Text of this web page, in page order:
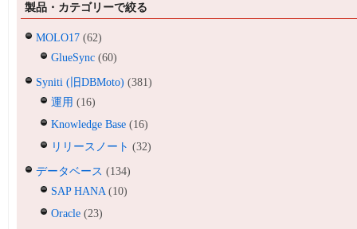
製品・カテゴリーで絞る
MOLO17 (62)
GlueSync (60)
Syniti (旧DBMoto) (381)
運用 (16)
Knowledge Base (16)
リリースノート (32)
データベース (134)
SAP HANA(10)
Oracle (23)